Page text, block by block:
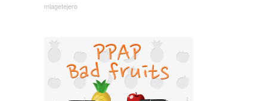
mlagetejero